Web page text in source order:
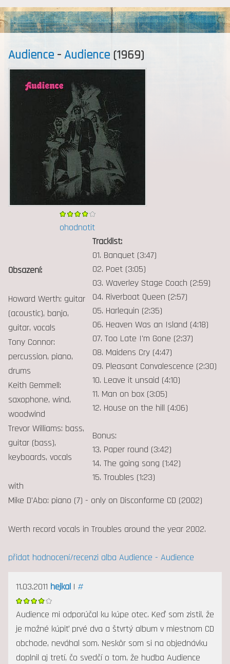
MENU
Audience- Audience(1969)
ohodnotit
Tracklist:
01. Banquet (3:47)
02. Poet (3:05)
03. Waverley Stage Coach (2:59)
04. Riverboat Queen (2:57)
05. Harlequin (2:35)
06. Heaven Was an Island (4:18)
07. Too Late I'm Gone (2:37)
08. Maidens Cry (4:47)
09. Pleasant Convalescence (2:30)
10. Leave it unsaid (4:10)
11. Man on box (3:05)
12. House on the hill (4:06)
Bonus:
13. Paper round (3:42)
14. The going song (1:42)
15. Troubles (1:23)
Obsazení:
Howard Werth: guitar
(acoustic), banjo,
guitar, vocals
Tony Connor:
percussion, piano,
drums
Keith Gemmell:
saxophone, wind,
woodwind
Trevor Williams: bass,
guitar (bass),
keyboards, vocals
with
Mike D'Abo: piano (7) - only on Disconforme CD (2002)
Werth record vocals in Troubles around the year 2002.
přidat hodnocení/recenzi alba Audience - Audience
11.03.2011 hejkal| #
Audience mi odporúčal ku kúpe otec. Keď som zistil, že
je možné kúpiť prvé dva a štvrtý album v miestnom CD
obchode, neváhal som. Neskôr som si na objednávku
doplnil aj tretí, čo svedčí o tom, že hudba Audience